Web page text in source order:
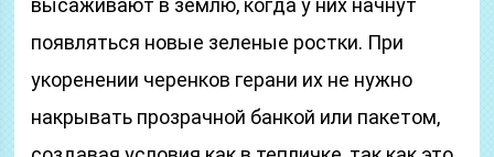
высаживают в землю, когда у них начнут
появляться новые зеленые ростки. При
укоренении черенков герани их не нужно
накрывать прозрачной банкой или пакетом,